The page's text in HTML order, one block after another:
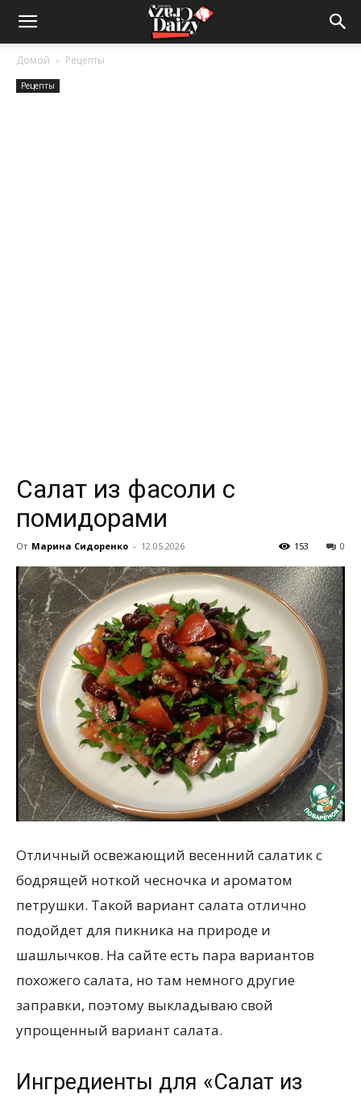
Crazy-
Daizy
Домой Рецепты
Рецепты
Салат из фасоли с
помидорами
От Марина Сидоренко - 12.05.2026 0
153
Отличный освежающий весенний салатик с
бодрящей ноткой чесночка и ароматом
петрушки. Такой вариант салата отлично
подойдет для пикника на природе и
шашлычков. На сайте есть пара вариантов
похожего салата, но там немного другие
заправки, поэтому выкладываю свой
упрощенный вариант салата.
Ингредиенты для «Салат из